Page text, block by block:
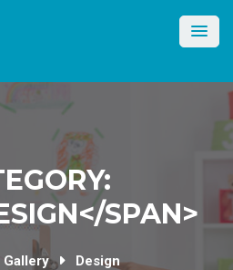
SPAN>
Gallery Design